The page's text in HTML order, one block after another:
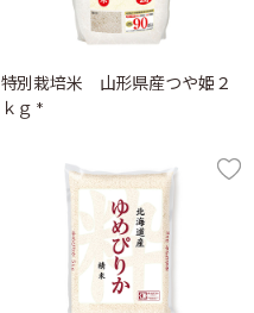
特別栽培米 山形県産つや姫２
ｋｇ *